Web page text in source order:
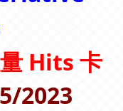
Hits 卡
2023